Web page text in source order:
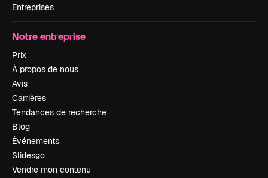
Entreprises
Notre entreprise
Prix
À propos de nous
Avis
Carrières
Tendances de recherche
Blog
Événements
Slidesgo
Vendre mon contenu